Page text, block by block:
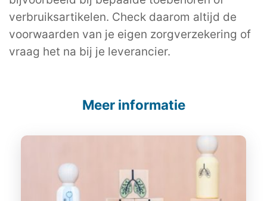
verbruiksartikelen. Check daarom altijd de
voorwaarden van je eigen zorgverzekering of
vraag het na bij je leverancier.
Meer informatie